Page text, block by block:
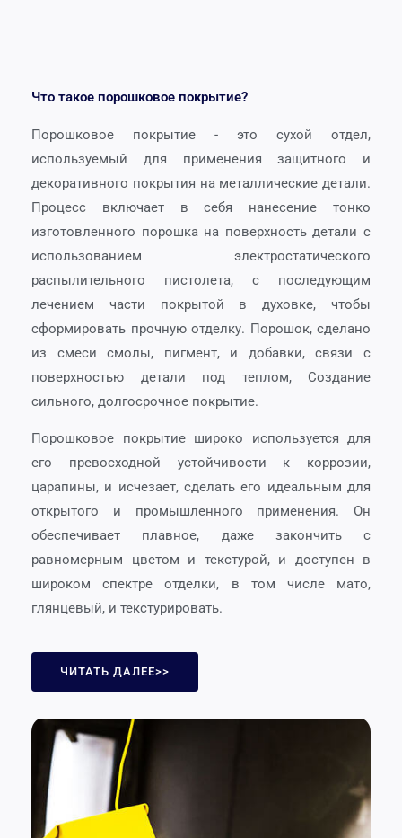
Что такое порошковое покрытие?
Порошковое покрытие - это сухой отдел,
используемый для применения защитного и
декоративного покрытия на металлические детали.
Процесс включает в себя нанесение тонко
изготовленного порошка на поверхность детали с
использованием электростатического
распылительного пистолета, с последующим
лечением части покрытой в духовке, чтобы
сформировать прочную отделку. Порошок, сделано
из смеси смолы, пигмент, и добавки, связи с
поверхностью детали под теплом, Создание
сильного, долгосрочное покрытие.
Порошковое покрытие широко используется для
его превосходной устойчивости к коррозии,
царапины, и исчезает, сделать его идеальным для
открытого и промышленного применения. Он
обеспечивает плавное, даже закончить с
равномерным цветом и текстурой, и доступен в
широком спектре отделки, в том числе мато,
глянцевый, и текстурировать.
ЧИТАТЬ ДАЛЕЕ>>